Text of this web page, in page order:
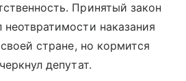
Принятый закон
неотвратимости наказания
стране, но кормится
депутат.